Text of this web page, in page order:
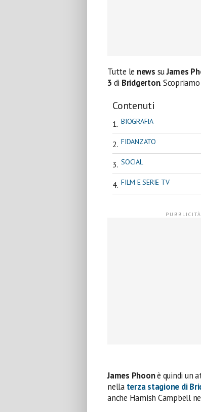
Tutte le news suJames
3 di Bridgerton. Scopriamo
Contenuti
BIOGRAFIA
FIDANZATO
SOCIAL
FILM E SERIE TV
James Phoonè quindi un
nella terza stagione di
anche Hamish Campbell